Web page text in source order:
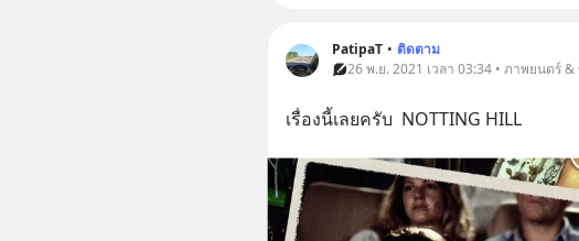
PatipaT • ติดตาม
26 พ.ย. 2021 เวลา 03:34 • ภาพยนตร์ &
เรื่องนี้เลยครับ​  NOTTING HILL​